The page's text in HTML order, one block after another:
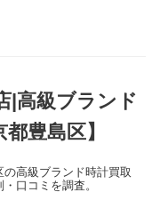
|高級ブランド
豊島区】
高級ブランド時計買取
口コミを調査。